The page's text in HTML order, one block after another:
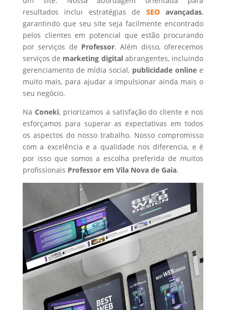
resultados inclui estratégias de SEOavançadas,
garantindo que seu site seja facilmente encontrado
pelos clientes em potencial que estão procurando
por serviços de Professor. Além disso, oferecemos
serviços de marketing digital abrangentes, incluindo
gerenciamento de mídia social, publicidade online e
muito mais, para ajudar a impulsionar ainda mais o
seu negócio.
Na Coneki, priorizamos a satisfação do cliente e nos
esforçamos para superar as expectativas em todos
os aspectos do nosso trabalho. Nosso compromisso
com a excelência e a qualidade nos diferencia, e é
por isso que somos a escolha preferida de muitos
profissionais Professorem Vila Nova de Gaia.